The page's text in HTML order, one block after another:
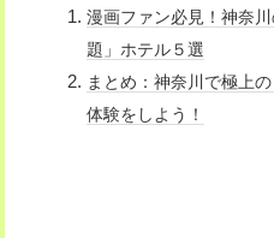
漫画ファン必見！神奈
題」ホテル５選
まとめ：神奈川で極上の
体験をしよう！